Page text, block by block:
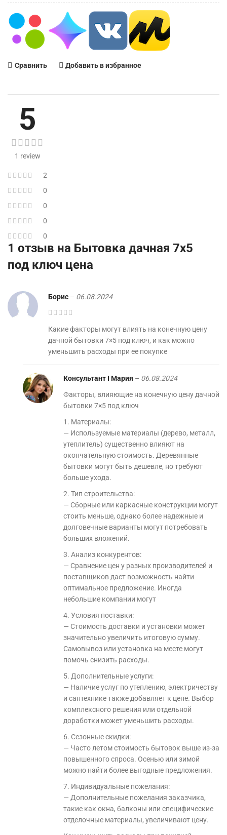
Сравнить Добавить в избранное
5
1 review
2
0
0
0
0
1 отзыв на Бытовка дачная 7х5
под ключ цена
Борис – 06.08.2024
Какие факторы могут влиять на конечную цену
дачной бытовки 7×5 под ключ, и как можно
уменьшить расходы при ее покупке
Консультант I Мария – 06.08.2024
Факторы, влияющие на конечную цену дачной
бытовки 7×5 под ключ
1. Материалы:
— Используемые материалы (дерево, металл,
утеплитель) существенно влияют на
окончательную стоимость. Деревянные
бытовки могут быть дешевле, но требуют
больше ухода.
2. Тип строительства:
— Сборные или каркасные конструкции могут
стоить меньше, однако более надежные и
долговечные варианты могут потребовать
больших вложений.
3. Анализ конкурентов:
— Сравнение цен у разных производителей и
поставщиков даст возможность найти
оптимальное предложение. Иногда
небольшие компании могут
4. Условия поставки:
— Стоимость доставки и установки может
значительно увеличить итоговую сумму.
Самовывоз или установка на месте могут
помочь снизить расходы.
5. Дополнительные услуги:
— Наличие услуг по утеплению, электричеству
и сантехнике также добавляет к цене. Выбор
комплексного решения или отдельной
доработки может уменьшить расходы.
6. Сезонные скидки:
— Часто летом стоимость бытовок выше из-за
повышенного спроса. Осенью или зимой
можно найти более выгодные предложения.
7. Индивидуальные пожелания:
— Дополнительные пожелания заказчика,
такие как окна, балконы или специфические
отделочные материалы, увеличивают цену.